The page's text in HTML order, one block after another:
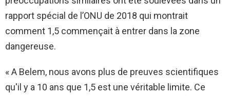
rapport spécial de l’ONU de 2018 qui montrait
comment 1,5 commençait à entrer dans la zone
dangereuse.
« A Belem, nous avons plus de preuves scientifiques
qu'il y a 10 ans que 1,5 est une véritable limite. Ce